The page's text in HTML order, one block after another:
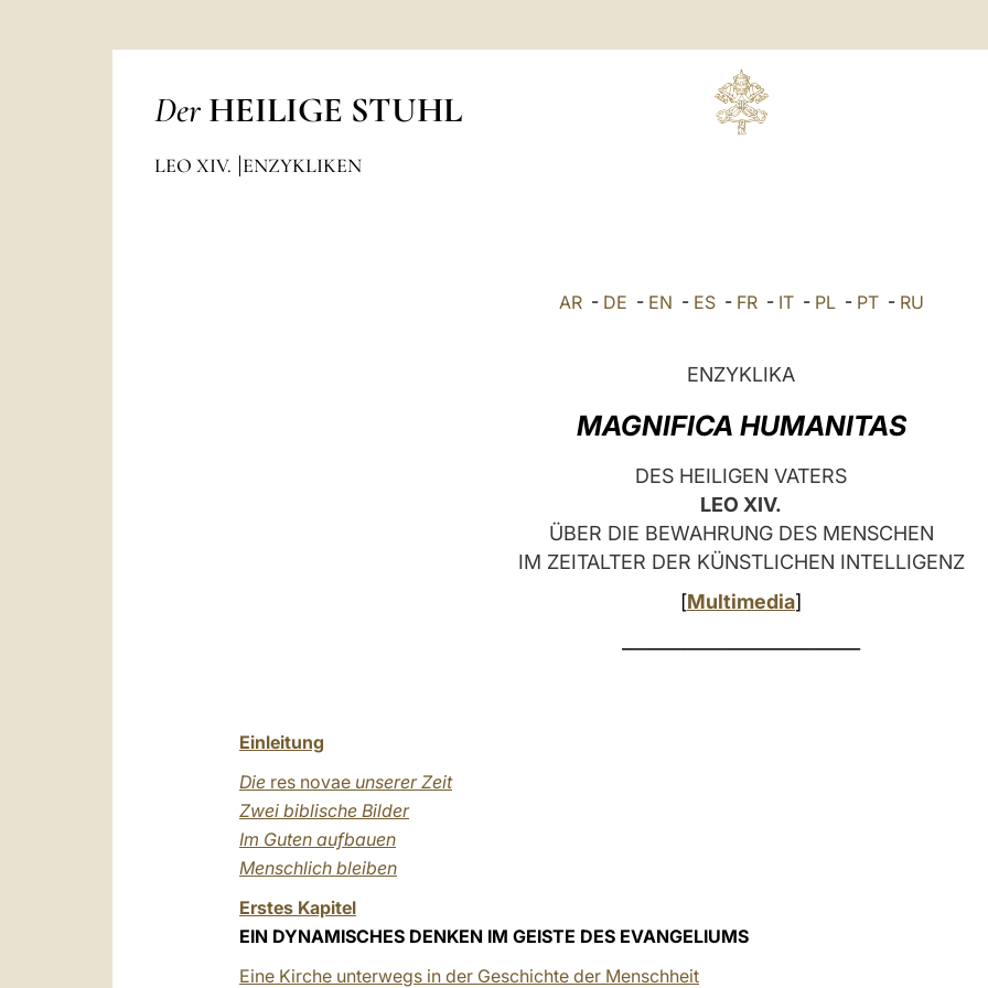
Der HEILIGE STUHL
LEO XIV. ENZYKLIKEN
AR- DE - EN - ES- FR- IT- PL- PT- RU
ENZYKLIKA
MAGNIFICA HUMANITAS
DES HEILIGEN VATERS
LEO XIV.
ÜBER DIE BEWAHRUNG DES MENSCHEN
IM ZEITALTER DER KÜNSTLICHEN INTELLIGENZ
[Multimedia]
Einleitung
Die res novae unserer Zeit
Zwei biblische Bilder
Im Guten aufbauen
Menschlich bleiben
Erstes Kapitel
EIN DYNAMISCHES DENKEN IM GEISTE DES EVANGELIUMS
Eine Kirche unterwegs in der Geschichte der Menschheit